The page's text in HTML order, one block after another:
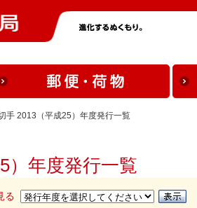
手 2013（平成25）年度発行一覧
）年度発行一覧
る